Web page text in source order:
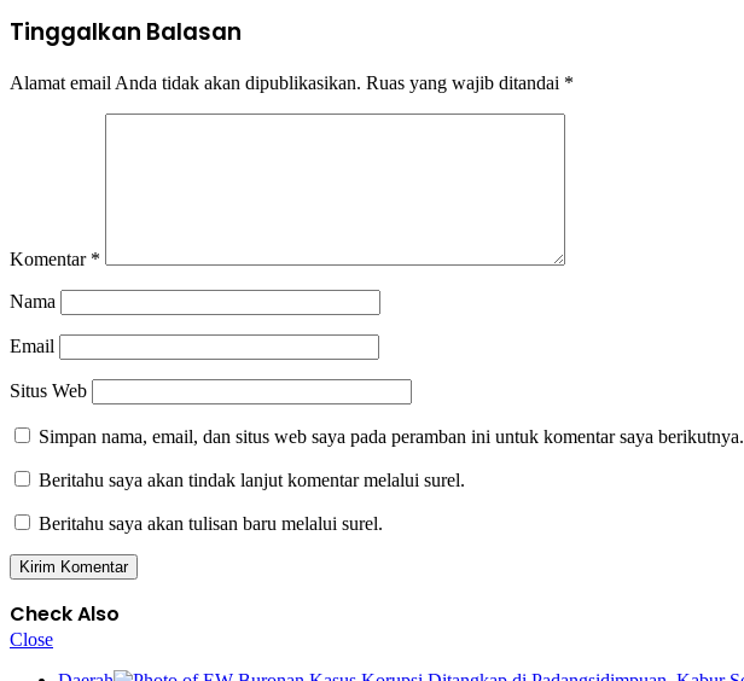
Tinggalkan Balasan
Alamat email Anda tidak akan dipublikasikan. Ruas yang wajib ditandai *
Komentar *
Nama
Email
Situs Web
Simpan nama, email, dan situs web saya pada peramban ini untuk komentar saya berikutnya.
Beritahu saya akan tindak lanjut komentar melalui surel.
Beritahu saya akan tulisan baru melalui surel.
Check Also
Close